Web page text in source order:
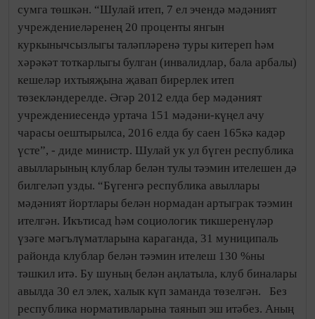
сумга төшкән. “Шулай итеп, 7 ел эчендә мәдәният
учреждениеләренең 20 проценты янгын
куркынычсызлыгы таләпләренә туры китереп һәм
хәрәкәт тоткарлыгы булган (инвалидлар, бала арбалы)
кешеләр ихтыяҗына җавап бирерлек итеп
төзекләндерелде. Әгәр 2012 елда бер мәдәният
учреждениесендә уртача 151 мәдәни-күңел ачу
чарасы оештырылса, 2016 елда бу саен 165кә кадәр
үсте”, - диде министр. Шулай ук ул бүген республика
авылларының клублар белән тулы тәэмин ителешен дә
билгеләп узды. “Бүгенгә республика авыллары
мәдәният йортлары белән нормадан артыграк тәэмин
ителгән. Икътисад һәм социологик тикшеренүләр
үзәге мәгълүматларына караганда, 31 муниципаль
районда клублар белән тәэмин ителеш 130 %ны
тәшкил итә. Бу шуның белән аңлатыла, клуб биналары
авылда 30 ел элек, халык күп заманда төзелгән. Без
республика нормативларына таянып эш итәбез. Аның